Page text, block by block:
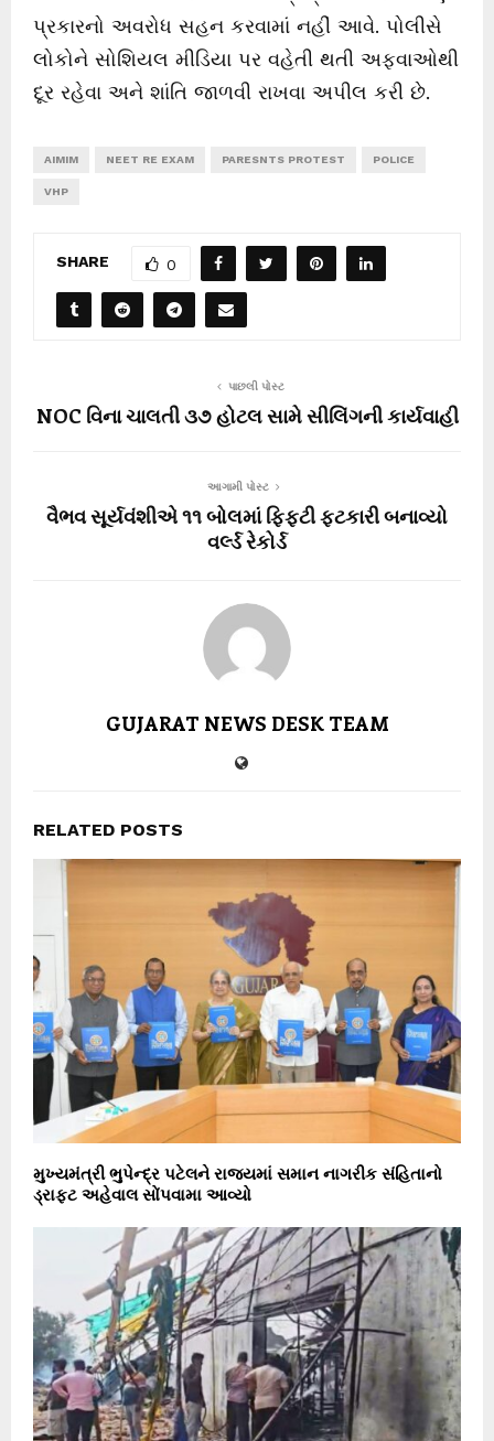
પ્રકારનો અવરોધ સહન કરવામાં નહીં આવે. પોલીસે
લોકોને સોશિયલ મીડિયા પર વહેતી થતી અફવાઓથી
દૂર રહેવા અને શાંતિ જાળવી રાખવા અપીલ કરી છે.
AIMIM NEET RE EXAM PARESNTS PROTEST POLICE
VHP
SHARE 0
પાછલી પોસ્ટ
NOC વિના ચાલતી ૩૭ હોટલ સામે સીલિંગની કાર્યવાહી
આગામી પોસ્ટ
વૈભવ સૂર્યવંશીએ ૧૧ બોલમાં ફિફ્ટી ફટકારી બનાવ્યો
વર્લ્ડ રેકોર્ડ
GUJARAT NEWS DESK TEAM
RELATED POSTS
મુખ્યમંત્રી ભુપેન્દ્ર પટેલને રાજ્યમાં સમાન નાગરીક સંહિતાનો
ડ્રાફ્ટ અહેવાલ સોંપવામા આવ્યો